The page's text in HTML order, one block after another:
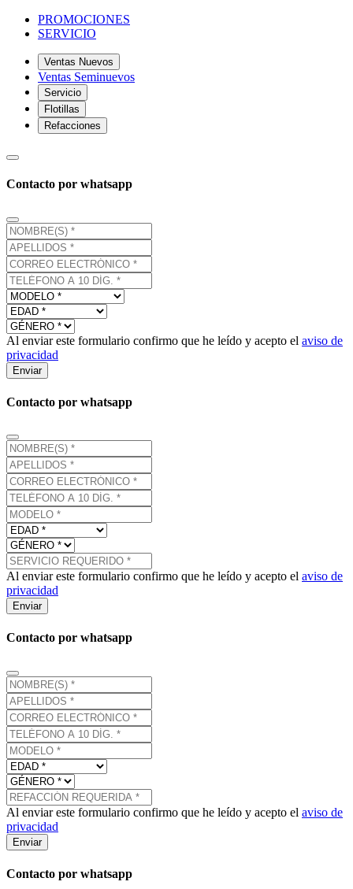
PROMOCIONES
SERVICIO
Ventas Nuevos
Ventas Seminuevos
Servicio
Flotillas
Refacciones
Contacto por whatsapp
Al enviar este formulario confirmo que he leído y acepto el aviso de
privacidad
Enviar
Contacto por whatsapp
Al enviar este formulario confirmo que he leído y acepto el aviso de
privacidad
Enviar
Contacto por whatsapp
Al enviar este formulario confirmo que he leído y acepto el aviso de
privacidad
Enviar
Contacto por whatsapp